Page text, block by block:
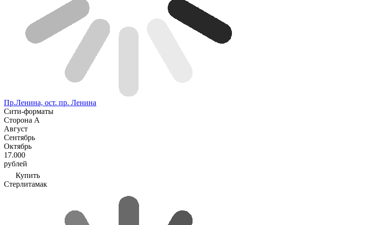
Пр.Ленина, ост. пр. Ленина
Сити-форматы
Сторона А
Август
Сентябрь
Октябрь
17.000
рублей
Купить
Стерлитамак